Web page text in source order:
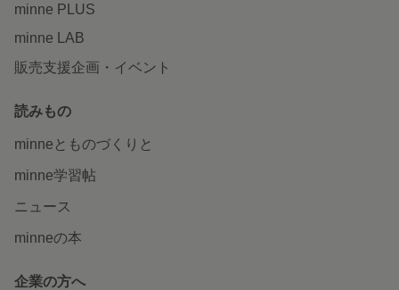
minne PLUS
minne LAB
販売支援企画・イベント
読みもの
minneとものづくりと
minne学習帖
ニュース
minneの本
企業の方へ